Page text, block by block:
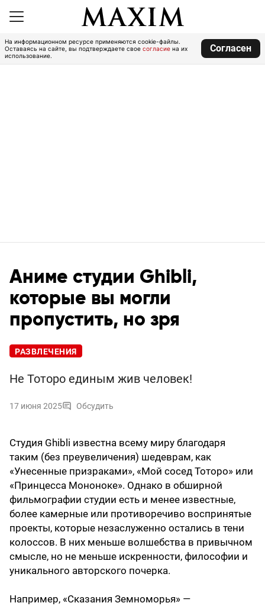
На информационном ресурсе применяются cookie-файлы.
Оставаясь на сайте, вы подтверждаете свое согласие на их
использование.
Согласен
Аниме студии Ghibli,
которые вы могли
пропустить, но зря
РАЗВЛЕЧЕНИЯ
Не Тоторо единым жив человек!
17 июня 2025 Обсудить
Студия Ghibli известна всему миру благодаря
таким (без преувеличения) шедеврам, как
«Унесенные призраками», «Мой сосед Тоторо» или
«Принцесса Мононоке». Однако в обширной
фильмографии студии есть и менее известные,
более камерные или противоречиво воспринятые
проекты, которые незаслуженно остались в тени
колоссов. В них меньше волшебства в привычном
смысле, но не меньше искренности, философии и
уникального авторского почерка.
Например, «Сказания Земноморья» —